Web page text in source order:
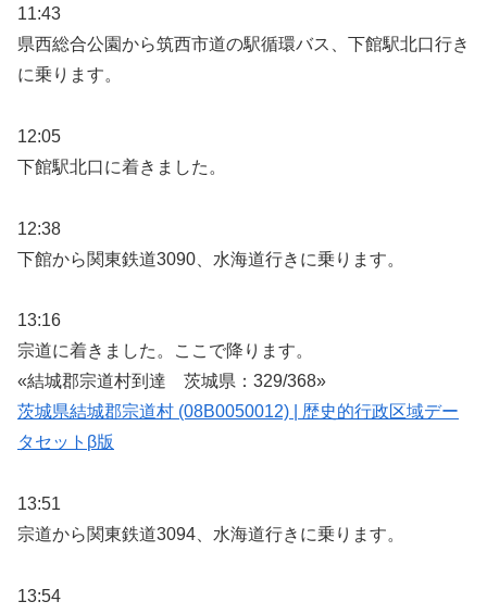
11:43
県西総合公園から筑西市道の駅循環バス、下館駅北口行き
に乗ります。
12:05
下館駅北口に着きました。
12:38
下館から関東鉄道3090、水海道行きに乗ります。
13:16
宗道に着きました。ここで降ります。
«結城郡宗道村到達 茨城県：329/368»
茨城県結城郡宗道村 (08B0050012) | 歴史的行政区域デー
タセットβ版
13:51
宗道から関東鉄道3094、水海道行きに乗ります。
13:54